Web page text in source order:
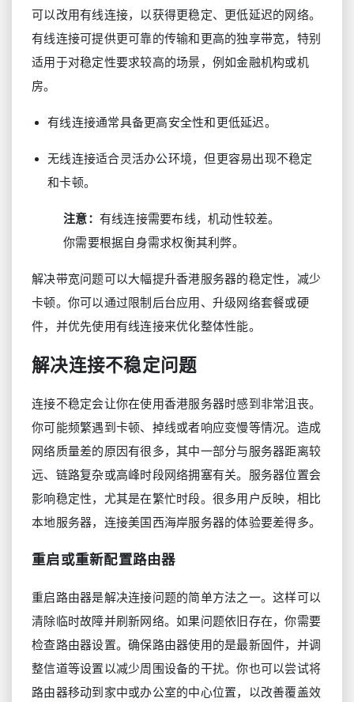
可以改用有线连接，以获得更稳定、更低延迟的网络。
有线连接可提供更可靠的传输和更高的独享带宽，特别
适用于对稳定性要求较高的场景，例如金融机构或机
房。
有线连接通常具备更高安全性和更低延迟。
无线连接适合灵活办公环境，但更容易出现不稳定
和卡顿。
注意： 有线连接需要布线，机动性较差。
你需要根据自身需求权衡其利弊。
解决带宽问题可以大幅提升香港服务器的稳定性，减少
卡顿。你可以通过限制后台应用、升级网络套餐或硬
件，并优先使用有线连接来优化整体性能。
解决连接不稳定问题
连接不稳定会让你在使用香港服务器时感到非常沮丧。
你可能频繁遇到卡顿、掉线或者响应变慢等情况。造成
网络质量差的原因有很多，其中一部分与服务器距离较
远、链路复杂或高峰时段网络拥塞有关。服务器位置会
影响稳定性，尤其是在繁忙时段。很多用户反映，相比
本地服务器，连接美国西海岸服务器的体验要差得多。
重启或重新配置路由器
重启路由器是解决连接问题的简单方法之一。这样可以
清除临时故障并刷新网络。如果问题依旧存在，你需要
检查路由器设置。确保路由器使用的是最新固件，并调
整信道等设置以减少周围设备的干扰。你也可以尝试将
路由器移动到家中或办公室的中心位置，以改善覆盖效